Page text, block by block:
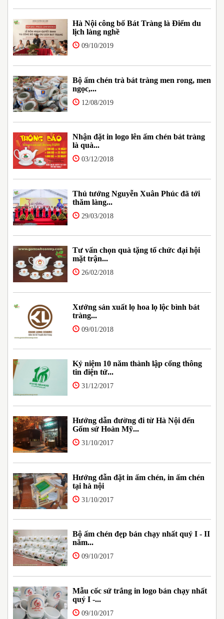
Hà Nội công bố Bát Tràng là Điểm du
lịch làng nghề
09/10/2019
Bộ ấm chén trà bát tràng men rong, men
ngọc,...
12/08/2019
Nhận đặt in logo lên ấm chén bát tràng
là quà...
03/12/2018
Thủ tướng Nguyễn Xuân Phúc đã tới
thăm làng...
29/03/2018
Tư vấn chọn quà tặng tổ chức đại hội
mặt trận...
26/02/2018
Xưởng sản xuất lọ hoa lọ lộc bình bát
tràng...
09/01/2018
Kỷ niệm 10 năm thành lập cổng thông
tin điện tử...
31/12/2017
Hướng dẫn đường đi từ Hà Nội đến
Gốm sứ Hoàn Mỹ...
31/10/2017
Hướng đẫn đặt in ấm chén, in ấm chén
tại hà nội
31/10/2017
Bộ ấm chén đẹp bán chạy nhất quý I - II
năm...
09/10/2017
Mẫu cốc sứ trắng in logo bán chạy nhất
quý I -...
09/10/2017